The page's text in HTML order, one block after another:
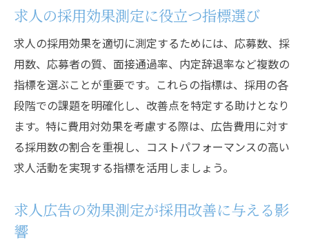
求人の採用効果測定に役立つ指標選び
求人の採用効果を適切に測定するためには、応募数、採
用数、応募者の質、面接通過率、内定辞退率など複数の
指標を選ぶことが重要です。これらの指標は、採用の各
段階での課題を明確化し、改善点を特定する助けとなり
ます。特に費用対効果を考慮する際は、広告費用に対す
る採用数の割合を重視し、コストパフォーマンスの高い
求人活動を実現する指標を活用しましょう。
求人広告の効果測定が採用改善に与える影
響